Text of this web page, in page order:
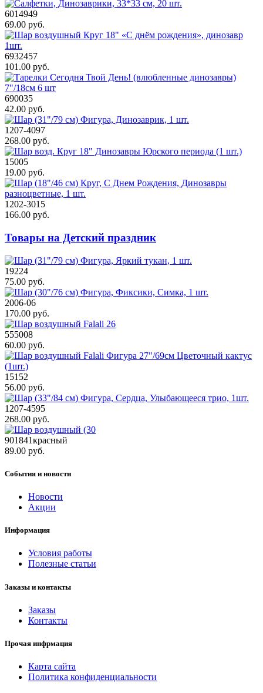
6014949
69.00 руб.
6932457
101.00 руб.
690035
42.00 руб.
1207-4097
268.00 руб.
15005
19.00 руб.
1202-3015
166.00 руб.
Товары на Детский праздник
19224
75.00 руб.
2006-06
170.00 руб.
555008
60.00 руб.
15152
56.00 руб.
1207-4595
268.00 руб.
901841красный
89.00 руб.
События и новости
Новости
Акции
Информация
Условия работы
Полезные статьи
Заказы и контакты
Заказы
Контакты
Прочая инфрмация
Карта сайта
Политика конфиденциальности